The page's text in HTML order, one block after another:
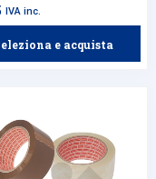
La sua costruzione
riduce il rischio di
per professionisti.
IVA inc.
e acquista